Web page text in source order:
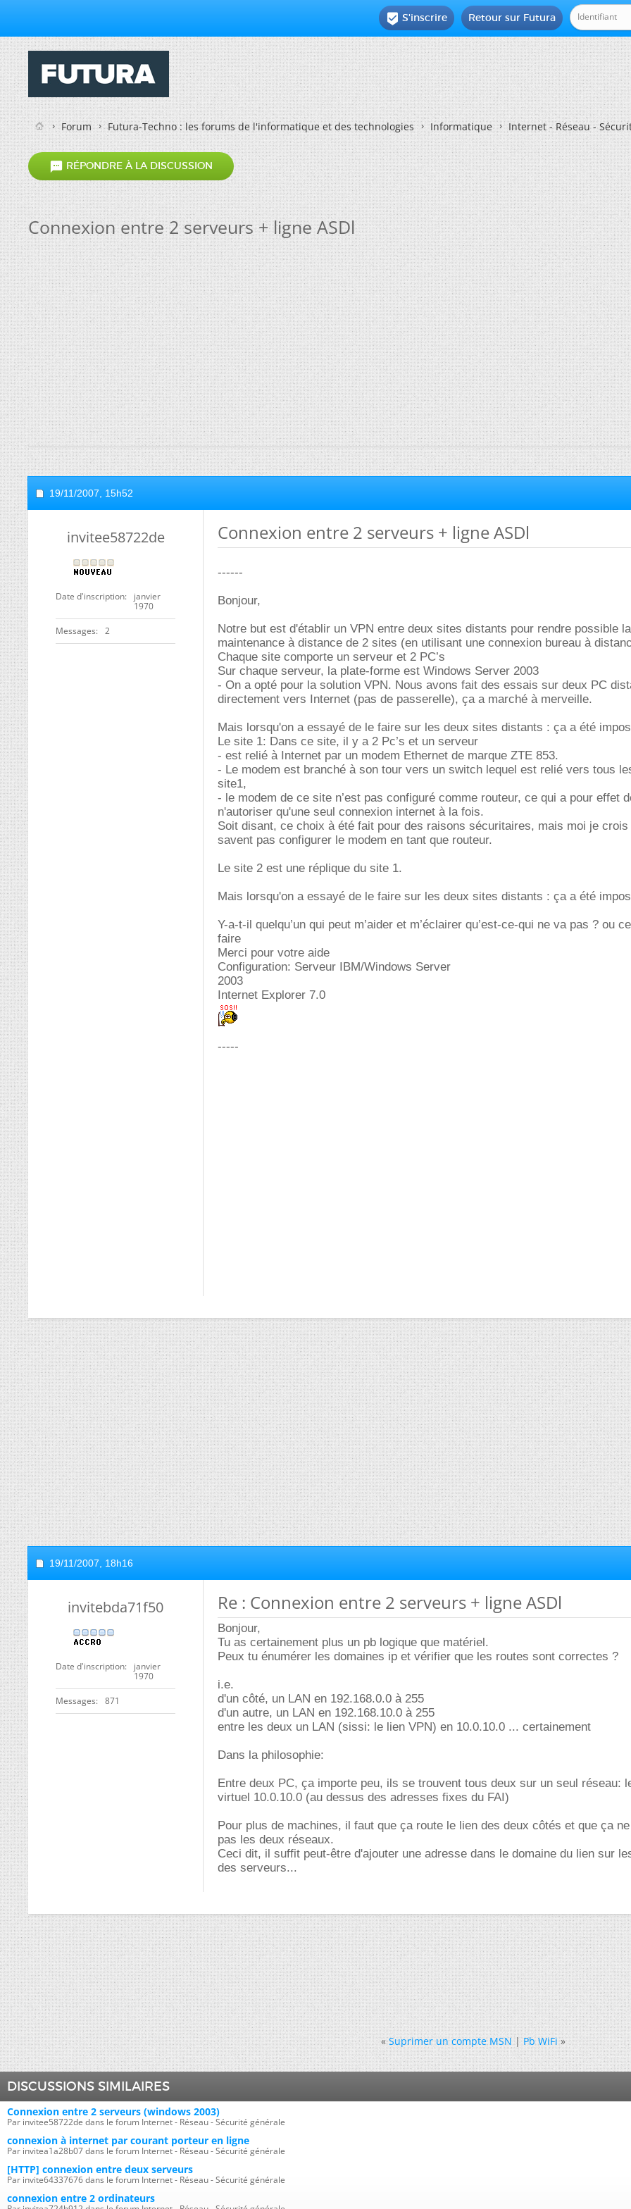
Retour sur Futura
 S'inscrire
Forum Futura-Techno : les forums de l'informatique et des technologies Informatique Internet - Réseau -
 RÉPONDRE À LA DISCUSSION
Connexion entre 2 serveurs + ligne ASDl
19/11/2007, 15h52
invitee58722de
Date d'inscription
janvier
1970
Messages 2
Connexion entre 2 serveurs + ligne ASDl
------
Bonjour,
Notre but est d'établir un VPN entre deux sites distants pour rendre possible la
maintenance à distance de 2 sites (en utilisant une connexion bureau à
Chaque site comporte un serveur et 2 PC’s
Sur chaque serveur, la plate-forme est Windows Server 2003
- On a opté pour la solution VPN. Nous avons fait des essais sur deux PC
directement vers Internet (pas de passerelle), ça a marché à merveille.
Mais lorsqu'on a essayé de le faire sur les deux sites distants : ça a été
Le site 1: Dans ce site, il y a 2 Pc’s et un serveur
- est relié à Internet par un modem Ethernet de marque ZTE 853.
- Le modem est branché à son tour vers un switch lequel est relié vers tous
site1,
- le modem de ce site n’est pas configuré comme routeur, ce qui a pour effet
n'autoriser qu'une seul connexion internet à la fois.
Soit disant, ce choix à été fait pour des raisons sécuritaires, mais moi je crois
savent pas configurer le modem en tant que routeur.
Le site 2 est une réplique du site 1.
Mais lorsqu'on a essayé de le faire sur les deux sites distants : ça a été
Y-a-t-il quelqu’un qui peut m’aider et m’éclairer qu’est-ce-qui ne va pas ? ou
faire
Merci pour votre aide
Configuration: Serveur IBM/Windows Server
2003
Internet Explorer 7.0
-----
19/11/2007, 18h16
invitebda71f50
Date d'inscription
janvier
1970
Messages 871
Re : Connexion entre 2 serveurs + ligne ASDl
Bonjour,
Tu as certainement plus un pb logique que matériel.
Peux tu énumérer les domaines ip et vérifier que les routes sont correctes ?
i.e.
d'un côté, un LAN en 192.168.0.0 à 255
d'un autre, un LAN en 192.168.10.0 à 255
entre les deux un LAN (sissi: le lien VPN) en 10.0.10.0 ... certainement
Dans la philosophie:
Entre deux PC, ça importe peu, ils se trouvent tous deux sur un seul réseau:
virtuel 10.0.10.0 (au dessus des adresses fixes du FAI)
Pour plus de machines, il faut que ça route le lien des deux côtés et que ça
pas les deux réseaux.
Ceci dit, il suffit peut-être d'ajouter une adresse dans le domaine du lien sur
des serveurs...
« Suprimer un compte MSN|Pb WiFi »
DISCUSSIONS SIMILAIRES
Connexion entre 2 serveurs (windows 2003)
Par invitee58722de dans le forum Internet - Réseau - Sécurité générale
connexion à internet par courant porteur en ligne
Par invitea1a28b07 dans le forum Internet - Réseau - Sécurité générale
[HTTP] connexion entre deux serveurs
Par invite64337676 dans le forum Internet - Réseau - Sécurité générale
connexion entre 2 ordinateurs